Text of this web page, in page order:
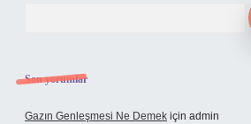
Son yorumlar
Gazın Genleşmesi Ne Demek için admin